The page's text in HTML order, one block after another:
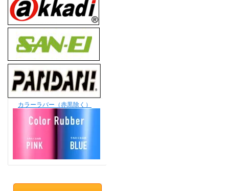
カラーラバー（赤黒除く）